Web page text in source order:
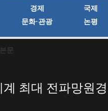
문
계 최대 전파망원경